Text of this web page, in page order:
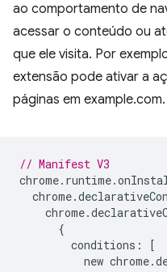
ao comportamento de
acessar o conteúdo ou
que ele visita. Por
extensão pode ativar a
páginas em example.com.
// Manifest V3
chrome. runtime.
chrome.
chrome.
{
conditions :
[
new chrome.